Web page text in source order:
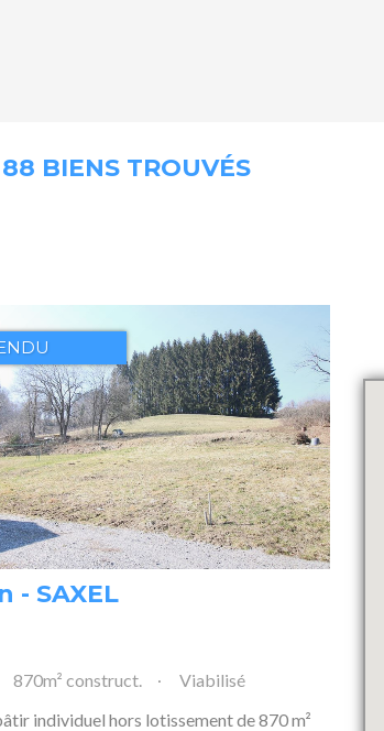
88 BIENS TROUVÉS
- SAXEL
870m² construct.
Viabilisé
individuel hors lotissement de 870 m²